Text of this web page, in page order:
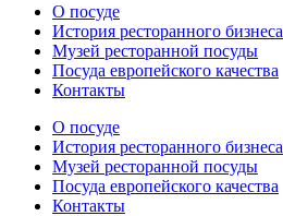
О посуде
История ресторанного бизнеса
Музей ресторанной посуды
Посуда европейского качества
Контакты
О посуде
История ресторанного бизнеса
Музей ресторанной посуды
Посуда европейского качества
Контакты